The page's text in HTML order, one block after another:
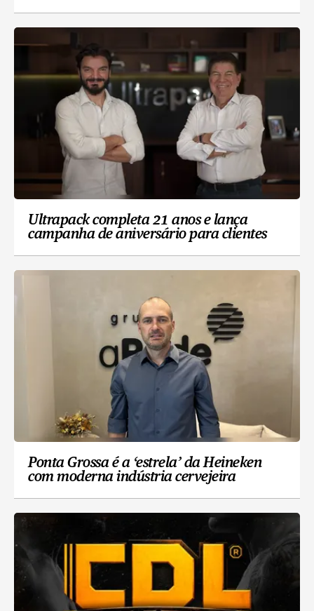
Ultrapack completa 21 anos e lança
campanha de aniversário para clientes
Ponta Grossa é a ‘estrela’ da Heineken
com moderna indústria cervejeira